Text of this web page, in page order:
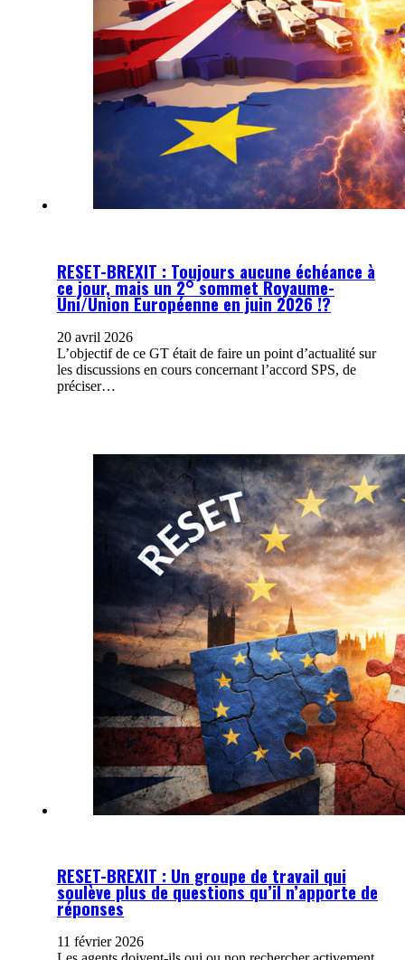
RESET-BREXIT : Toujours aucune échéance à
ce jour, mais un 2° sommet Royaume-
Uni/Union Européenne en juin 2026 !?
20 avril 2026
L’objectif de ce GT était de faire un point d’actualité sur
les discussions en cours concernant l’accord SPS, de
préciser…
RESET-BREXIT : Un groupe de travail qui
soulève plus de questions qu’il n’apporte de
réponses
11 février 2026